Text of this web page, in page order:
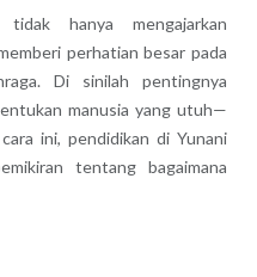
hanya mengajarkan
perhatian besar pada
Di sinilah pentingnya
manusia yang utuh—
ini, pendidikan di Yunani
tentang bagaimana